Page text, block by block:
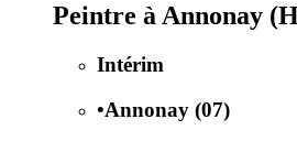
Peintre à Annonay
Intérim
•Annonay (07)